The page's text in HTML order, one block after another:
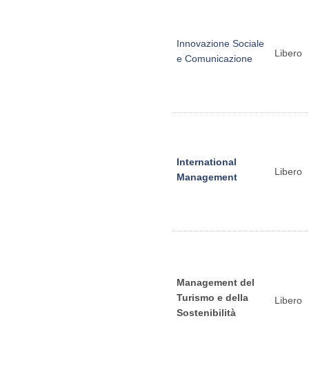
Innovazione Sociale
e Comunicazione
Libero
International
Management
Libero
Management del
Turismo e della
Sostenibilità
Libero